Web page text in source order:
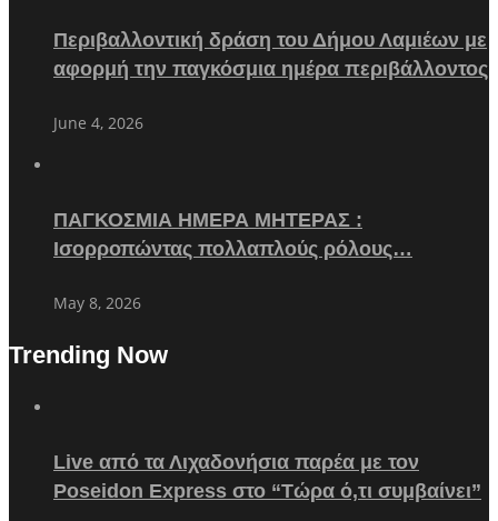
Περιβαλλοντική δράση του Δήμου Λαμιέων με
αφορμή την παγκόσμια ημέρα περιβάλλοντος
June 4, 2026
ΠΑΓΚΟΣΜΙΑ ΗΜΕΡΑ ΜΗΤΕΡΑΣ :
Ισορροπώντας πολλαπλούς ρόλους…
May 8, 2026
Trending Now
Live από τα Λιχαδονήσια παρέα με τον
Poseidon Express στο “Τώρα ό,τι συμβαίνει”